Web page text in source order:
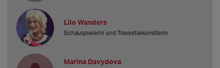
Lilo Wanders
Schauspielerin und Travestiekünstlerin
Marina Davydova